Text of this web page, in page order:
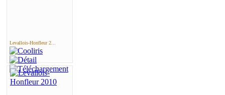
Levallois-Honfleur 2...